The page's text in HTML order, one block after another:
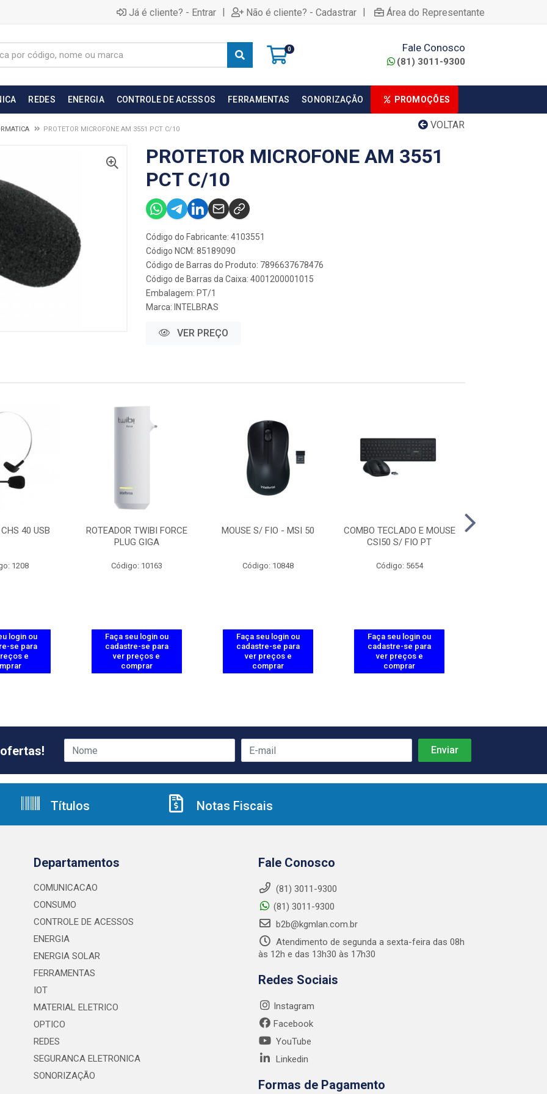
Já é cliente? - Entrar | Não é cliente? - Cadastrar | Área do Representante
0 Fale Conosco
(81) 3011-9300
REDES ENERGIA CONTROLE DE ACESSOS FERRAMENTAS SONORIZAÇÃO PROMOÇÕES
VOLTAR
PROTETOR MICROFONE AM 3551 PCT C/10
PROTETOR MICROFONE AM 3551
PCT C/10
Código do Fabricante: 4103551
Código NCM: 85189090
Código de Barras do Produto: 7896637678476
Código de Barras da Caixa: 4001200001015
Embalagem: PT/1
Marca: INTELBRAS
VER PREÇO
40 USB
1208
login ou
se para
e
ROTEADOR TWIBI FORCE
PLUG GIGA
Código: 10163
Faça seu login ou
cadastre-se para
ver preços e
comprar
MOUSE S/ FIO - MSI 50
Código: 10848
Faça seu login ou
cadastre-se para
ver preços e
comprar
COMBO TECLADO E MOUSE
CSI50 S/ FIO PT
Código: 5654
Faça seu login ou
cadastre-se para
ver preços e
comprar
Títulos Notas Fiscais
Departamentos
COMUNICACAO
CONSUMO
CONTROLE DE ACESSOS
ENERGIA
ENERGIA SOLAR
FERRAMENTAS
IOT
MATERIAL ELETRICO
OPTICO
REDES
SEGURANCA ELETRONICA
SONORIZAÇÃO
Fale Conosco
(81) 3011-9300
(81) 3011-9300
b2b@kgmlan.com.br
Atendimento de segunda a sexta-feira das 08h
às 12h e das 13h30 às 17h30
Redes Sociais
Instagram
Facebook
YouTube
Linkedin
Formas de Pagamento